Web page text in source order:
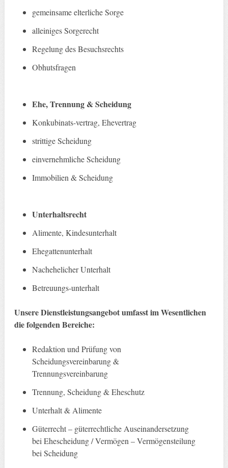
gemeinsame elterliche Sorge
alleiniges Sorgerecht
Regelung des Besuchsrechts
Obhutsfragen
Ehe, Trennung & Scheidung
Konkubinats-vertrag, Ehevertrag
strittige Scheidung
einvernehmliche Scheidung
Immobilien & Scheidung
Unterhaltsrecht
Alimente, Kindesunterhalt
Ehegattenunterhalt
Nachehelicher Unterhalt
Betreuungs-unterhalt
Unsere Dienstleistungsangebot umfasst im Wesentlichen
die folgenden Bereiche:
Redaktion und Prüfung von
Scheidungsvereinbarung &
Trennungsvereinbarung
Trennung, Scheidung & Eheschutz
Unterhalt & Alimente
Güterrecht – güterrechtliche Auseinandersetzung
bei Ehescheidung / Vermögen – Vermögensteilung
bei Scheidung